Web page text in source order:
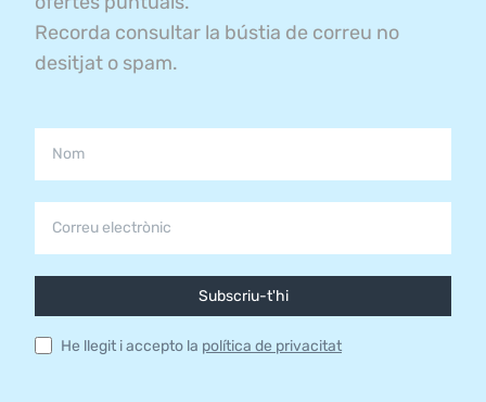
Recorda consultar la bústia de correu no
desitjat o spam.
Subscriu-t'hi
He llegit i accepto la política de privacitat